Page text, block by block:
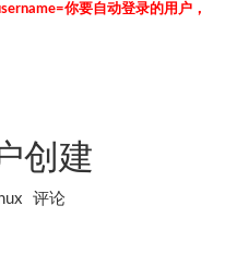
你要自动登录的用户，
创建
评论